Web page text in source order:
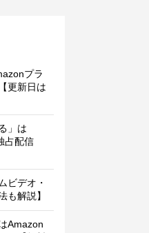
プラ
更新日は
」は
占配信
ビデオ・
も解説】
Amazon